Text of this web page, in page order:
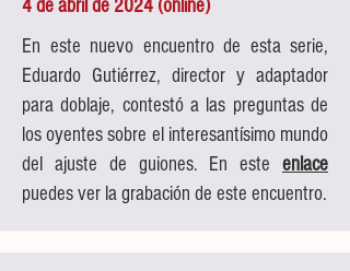
4 de abril de 2024 (online)
En este nuevo encuentro de esta serie,
Eduardo Gutiérrez, director y adaptador
para doblaje, contestó a las preguntas de
los oyentes sobre el interesantísimo mundo
del ajuste de guiones. En este enlace
puedes ver la grabación de este encuentro.